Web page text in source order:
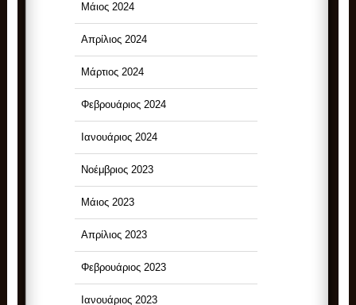
Μάιος 2024
Απρίλιος 2024
Μάρτιος 2024
Φεβρουάριος 2024
Ιανουάριος 2024
Νοέμβριος 2023
Μάιος 2023
Απρίλιος 2023
Φεβρουάριος 2023
Ιανουάριος 2023